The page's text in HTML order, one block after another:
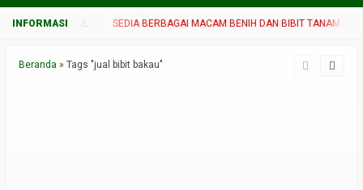
UNGGUL SEDIA BERBAGAI MACAM BENIH DAN BIBIT TANAMAN
Beranda » Tags "jual bibit bakau"